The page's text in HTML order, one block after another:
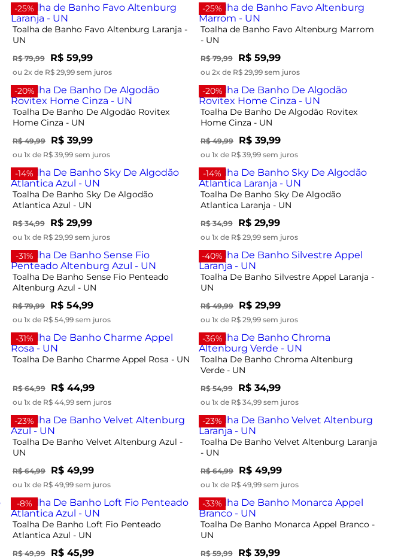
-25%
Toalha de Banho Favo Altenburg Laranja -
UN
R$ 79,99 R$ 59,99
ou 2x de R$ 29,99 sem juros
-25%
Toalha de Banho Favo Altenburg Marrom
- UN
R$ 79,99 R$ 59,99
ou 2x de R$ 29,99 sem juros
-20%
Toalha De Banho De Algodão Rovitex
Home Cinza - UN
R$ 49,99 R$ 39,99
ou 1x de R$ 39,99 sem juros
-20%
Toalha De Banho De Algodão Rovitex
Home Cinza - UN
R$ 49,99 R$ 39,99
ou 1x de R$ 39,99 sem juros
-14%
Toalha De Banho Sky De Algodão
Atlantica Azul - UN
R$ 34,99 R$ 29,99
ou 1x de R$ 29,99 sem juros
-14%
Toalha De Banho Sky De Algodão
Atlantica Laranja - UN
R$ 34,99 R$ 29,99
ou 1x de R$ 29,99 sem juros
-31%
Toalha De Banho Sense Fio Penteado
Altenburg Azul - UN
R$ 79,99 R$ 54,99
ou 1x de R$ 54,99 sem juros
-40%
Toalha De Banho Silvestre Appel Laranja -
UN
R$ 49,99 R$ 29,99
ou 1x de R$ 29,99 sem juros
-31%
Toalha De Banho Charme Appel Rosa - UN
R$ 64,99 R$ 44,99
ou 1x de R$ 44,99 sem juros
-36%
Toalha De Banho Chroma Altenburg
Verde - UN
R$ 54,99 R$ 34,99
ou 1x de R$ 34,99 sem juros
-23%
Toalha De Banho Velvet Altenburg Azul -
UN
R$ 64,99 R$ 49,99
ou 1x de R$ 49,99 sem juros
-23%
Toalha De Banho Velvet Altenburg Laranja
- UN
R$ 64,99 R$ 49,99
ou 1x de R$ 49,99 sem juros
-8%
Toalha De Banho Loft Fio Penteado
Atlantica Azul - UN
R$ 49,99 R$ 45,99
-33%
Toalha De Banho Monarca Appel Branco -
UN
R$ 59,99 R$ 39,99